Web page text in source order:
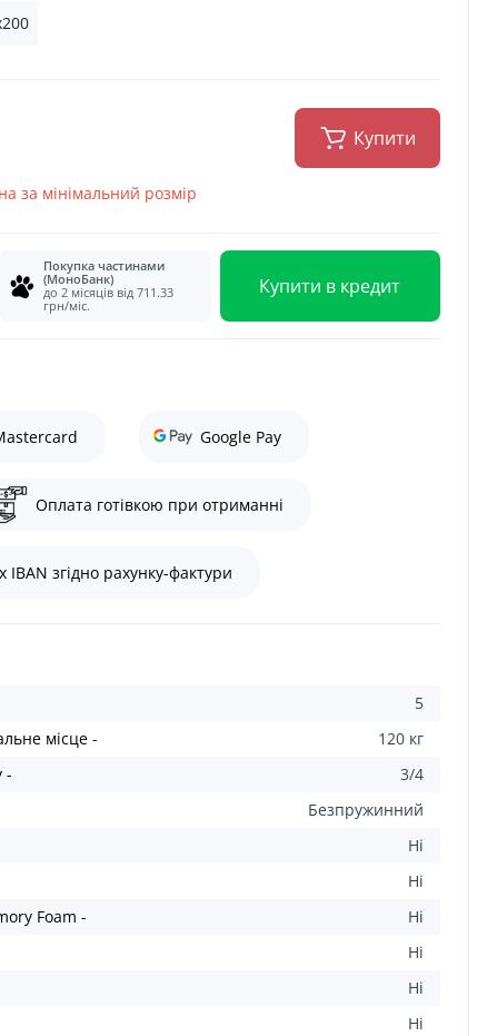
Купити
за мінімальний розмір
Покупка частинами
(МоноБанк)
до 2 місяців від 711.33
грн/міс.
Купити в кредит
Google Pay
Оплата готівкою при отриманні
IBAN згідно рахунку-фактури
5
місце -
120 кг
-
3/4
Безпружинний
Ні
Ні
Foam -
Ні
Ні
Ні
Ні